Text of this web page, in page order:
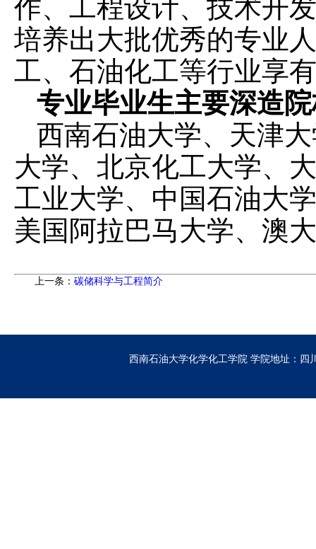
作、工程设计、技术开
培养出大批优秀的专业
工、石油化工等行业享
专业毕业生主要深造
西南石油大学、天津
大学、北京化工大学、
工业大学、中国石油大
美国阿拉巴马大学、澳
上一条： 碳储科学与工程简介
西南石油大学化学化工学院 学院地址：四